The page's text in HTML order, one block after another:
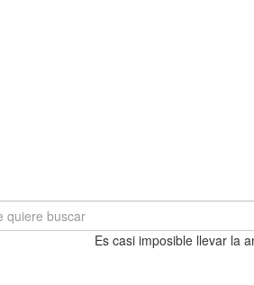
Es casi imposible llevar la